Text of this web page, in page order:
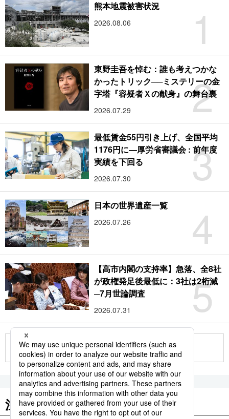
1
熊本地震被害状況
2026.08.06
2
東野圭吾を悼む：誰も考えつかな
かったトリック──ミステリーの金
字塔『容疑者Ｘの献身』の舞台裏
2026.07.29
3
最低賃金55円引き上げ、全国平均
1176円に―厚労省審議会 : 前年度
実績を下回る
2026.07.30
4
日本の世界遺産一覧
2026.07.26
5
【高市内閣の支持率】急落、全8社
が政権発足後最低に：3社は2桁減
─7月世論調査
2026.07.31
もっと見る
注目のキーワード